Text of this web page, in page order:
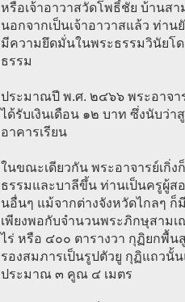
หรือเจ้าอาวาสวัดโพธิ์ชัย บ้านส
นอกจากเป็นเจ้าอาวาสแล้ว ท่า
มีความยึดมั่นในพระธรรมวินัยโ
ธรรม
ประมาณปี พ.ศ. ๒๔๖๖ พระอาจา
ได้รับเงินเดือน ๑๒ บาท ซึ่งนับว่า
อาคารเรียน
ในขณะเดียวกัน พระอาจารย์เกิ่ง
ธรรมและบาลีขึ้น ท่านเป็นครูผู้ส
นอื่นๆ แม้จากต่างจังหวัดไกลๆ
เพียงพอกับจำนวนพระภิกษุสาม
ไร่ หรือ ๔๐๐ ตารางวา กุฏิยกพื้น
รองสมภารเป็นรูปตัวยู กุฏิแถวนั้
ประมาณ ๓ คูณ ๔ เมตร